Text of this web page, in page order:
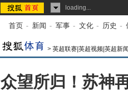
loading...
首页 - 新闻 - 军事 - 文化 - 历史 -
> 英超联赛|英超视频|英超新
众望所归！苏神